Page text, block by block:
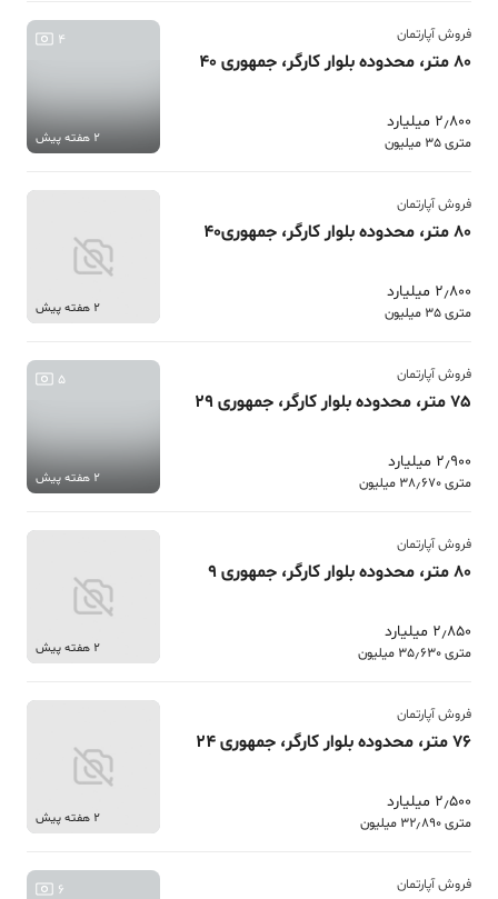
فروش آپارتمان
80 متر، محدوده بلوار کارگر، جمهوری 40
2٫800 میلیارد
متری 35 میلیون
4
2 هفته پیش
فروش آپارتمان
80 متر، محدوده بلوار کارگر، جمهوری40
2٫800 میلیارد
متری 35 میلیون 2 هفته پیش
فروش آپارتمان
75 متر، محدوده بلوار کارگر، جمهوری 29
2٫900 میلیارد
متری 38٫670 میلیون
5
2 هفته پیش
فروش آپارتمان
80 متر، محدوده بلوار کارگر، جمهوری 9
2٫850 میلیارد
متری 35٫630 میلیون 2 هفته پیش
فروش آپارتمان
76 متر، محدوده بلوار کارگر، جمهوری 24
2٫500 میلیارد
متری 32٫890 میلیون 2 هفته پیش
فروش آپارتمان 6